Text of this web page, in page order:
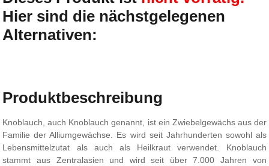
Hier sind die nächstgelegenen
Alternativen:
Produktbeschreibung
Knoblauch, auch Knoblauch genannt, ist ein Zwiebelgewächs aus der
Familie der Alliumgewächse. Es wird seit Jahrhunderten sowohl als
Lebensmittelzutat als auch als Heilkraut verwendet. Knoblauch
stammt aus Zentralasien und wird seit über 7.000 Jahren von